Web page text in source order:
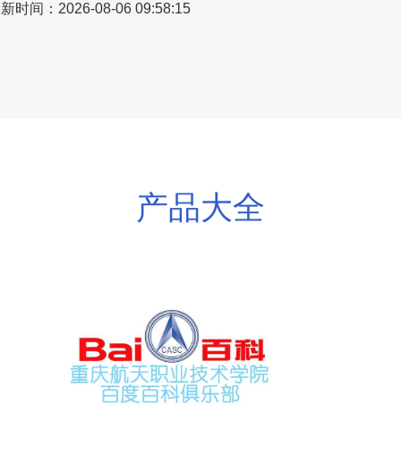
时间：2026-08-06 09:58:15
产品大全